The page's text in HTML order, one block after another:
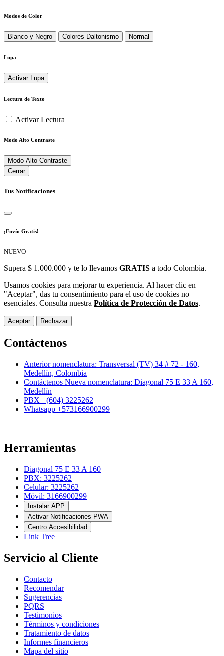
Modos de Color
Blanco y Negro Colores Daltonismo Normal
Lupa
Activar Lupa
Lectura de Texto
Activar Lectura
Modo Alto Contraste
Modo Alto Contraste
Cerrar
Tus Notificaciones
¡Envío Gratis!
NUEVO
Supera $ 1.000.000 y te lo llevamos GRATIS a todo Colombia.
Usamos cookies para mejorar tu experiencia. Al hacer clic en
"Aceptar", das tu consentimiento para el uso de cookies no
esenciales. Consulta nuestra Política de Protección de Datos.
Aceptar Rechazar
Contáctenos
Anterior nomenclatura: Transversal (TV) 34 # 72 - 160,
Medellín, Colombia
Contáctenos Nueva nomenclatura: Diagonal 75 E 33 A 160,
Medellín
PBX +(604) 3225262
Whatsapp +573166900299
Herramientas
Diagonal 75 E 33 A 160
PBX: 3225262
Celular: 3225262
Móvil: 3166900299
Instalar APP
Activar Notificaciones PWA
Centro Accesibilidad
Link Tree
Servicio al Cliente
Contacto
Recomendar
Sugerencias
PQRS
Testimonios
Términos y condiciones
Tratamiento de datos
Informes financieros
Mapa del sitio